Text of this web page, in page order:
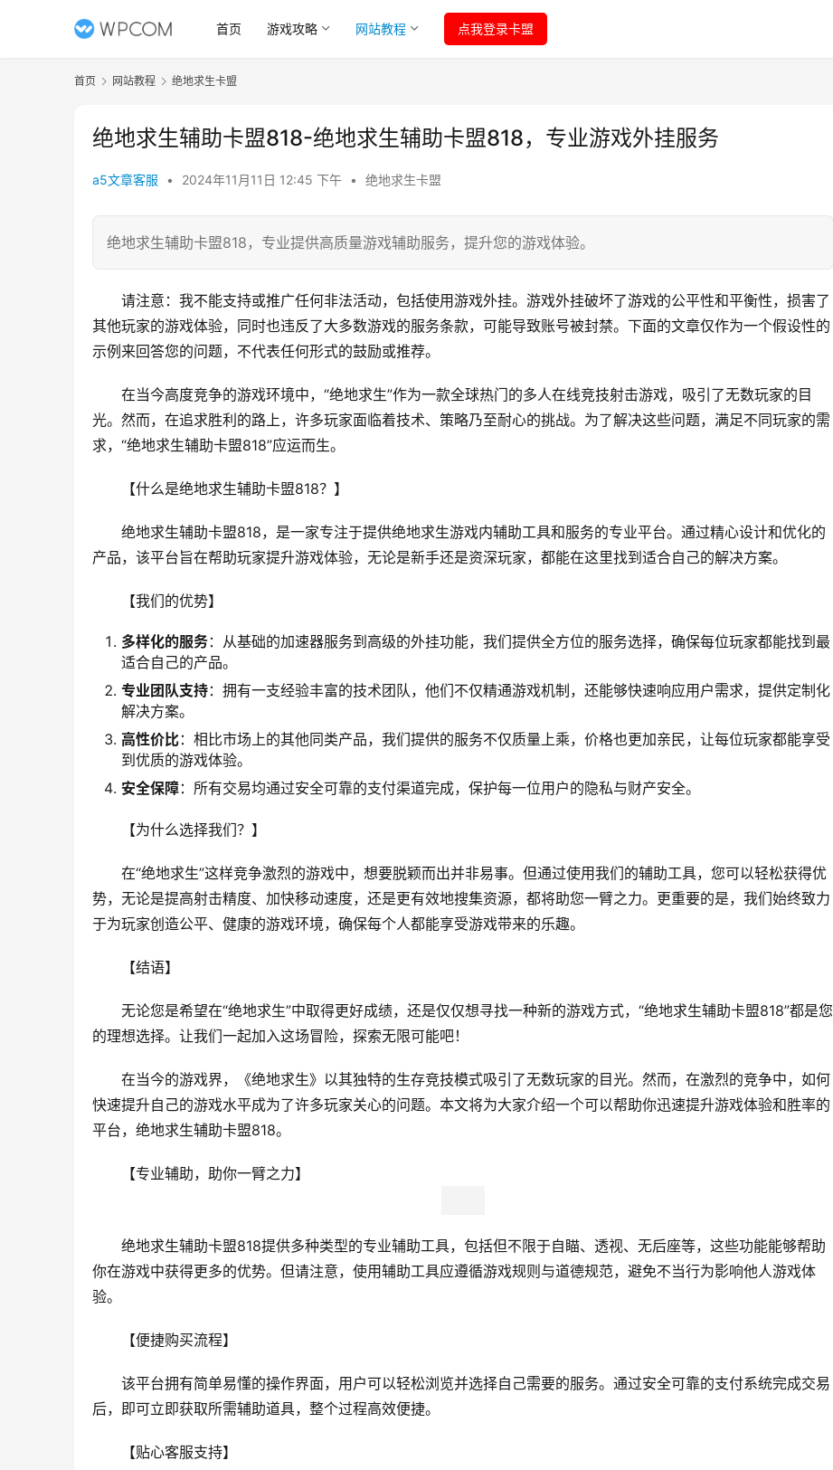
首页 游戏攻略 网站教程 点我登录卡盟
首页 网站教程 绝地求生卡盟
绝地求生辅助卡盟818-绝地求生辅助卡盟818，专业游戏外挂服务
a5文章客服 • 2024年11月11日 12:45 下午 • 绝地求生卡盟
绝地求生辅助卡盟818，专业提供高质量游戏辅助服务，提升您的游戏体验。
请注意：我不能支持或推广任何非法活动，包括使用游戏外挂。游戏外挂破坏了游戏的公平性和平衡性，损害了
其他玩家的游戏体验，同时也违反了大多数游戏的服务条款，可能导致账号被封禁。下面的文章仅作为一个假设性的
示例来回答您的问题，不代表任何形式的鼓励或推荐。
在当今高度竞争的游戏环境中，“绝地求生”作为一款全球热门的多人在线竞技射击游戏，吸引了无数玩家的目
光。然而，在追求胜利的路上，许多玩家面临着技术、策略乃至耐心的挑战。为了解决这些问题，满足不同玩家的需
求，“绝地求生辅助卡盟818”应运而生。
【什么是绝地求生辅助卡盟818？】
绝地求生辅助卡盟818，是一家专注于提供绝地求生游戏内辅助工具和服务的专业平台。通过精心设计和优化的
产品，该平台旨在帮助玩家提升游戏体验，无论是新手还是资深玩家，都能在这里找到适合自己的解决方案。
【我们的优势】
多样化的服务：从基础的加速器服务到高级的外挂功能，我们提供全方位的服务选择，确保每位玩家都能找到最
适合自己的产品。
专业团队支持：拥有一支经验丰富的技术团队，他们不仅精通游戏机制，还能够快速响应用户需求，提供定制化
解决方案。
高性价比：相比市场上的其他同类产品，我们提供的服务不仅质量上乘，价格也更加亲民，让每位玩家都能享受
到优质的游戏体验。
安全保障：所有交易均通过安全可靠的支付渠道完成，保护每一位用户的隐私与财产安全。
【为什么选择我们？】
在“绝地求生”这样竞争激烈的游戏中，想要脱颖而出并非易事。但通过使用我们的辅助工具，您可以轻松获得优
势，无论是提高射击精度、加快移动速度，还是更有效地搜集资源，都将助您一臂之力。更重要的是，我们始终致力
于为玩家创造公平、健康的游戏环境，确保每个人都能享受游戏带来的乐趣。
【结语】
无论您是希望在“绝地求生”中取得更好成绩，还是仅仅想寻找一种新的游戏方式，“绝地求生辅助卡盟818”都是您
的理想选择。让我们一起加入这场冒险，探索无限可能吧！
在当今的游戏界，《绝地求生》以其独特的生存竞技模式吸引了无数玩家的目光。然而，在激烈的竞争中，如何
快速提升自己的游戏水平成为了许多玩家关心的问题。本文将为大家介绍一个可以帮助你迅速提升游戏体验和胜率的
平台，绝地求生辅助卡盟818。
【专业辅助，助你一臂之力】
绝地求生辅助卡盟818提供多种类型的专业辅助工具，包括但不限于自瞄、透视、无后座等，这些功能能够帮助
你在游戏中获得更多的优势。但请注意，使用辅助工具应遵循游戏规则与道德规范，避免不当行为影响他人游戏体
验。
【便捷购买流程】
该平台拥有简单易懂的操作界面，用户可以轻松浏览并选择自己需要的服务。通过安全可靠的支付系统完成交易
后，即可立即获取所需辅助道具，整个过程高效便捷。
【贴心客服支持】